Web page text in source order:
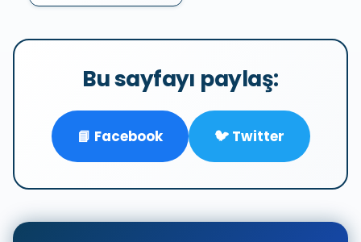
Bu sayfayı paylaş:
📘 Facebook 🐦 Twitter